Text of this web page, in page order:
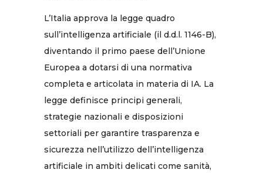
L’Italia approva la legge quadro
sull’intelligenza artificiale (il d.d.l. 1146-B),
diventando il primo paese dell’Unione
Europea a dotarsi di una normativa
completa e articolata in materia di IA. La
legge definisce principi generali,
strategie nazionali e disposizioni
settoriali per garantire trasparenza e
sicurezza nell’utilizzo dell’intelligenza
artificiale in ambiti delicati come sanità,